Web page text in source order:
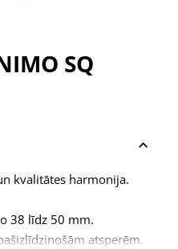
SQ
kvalitātes harmonija.
38 līdz 50 mm.
atsperēm.